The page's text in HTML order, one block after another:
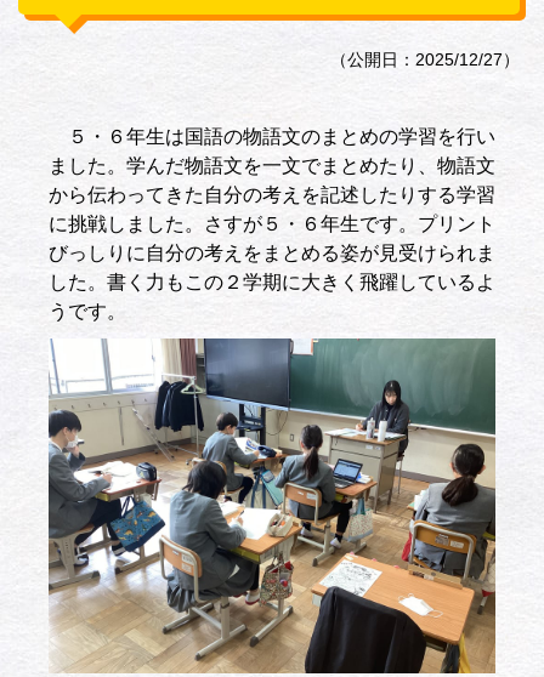
（公開日：2025/12/27）
５・６年生は国語の物語文のまとめの学習を行い
ました。学んだ物語文を一文でまとめたり、物語文
から伝わってきた自分の考えを記述したりする学習
に挑戦しました。さすが５・６年生です。プリント
びっしりに自分の考えをまとめる姿が見受けられま
した。書く力もこの２学期に大きく飛躍しているよ
うです。